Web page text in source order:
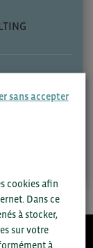
sans accepter
cookies afin
Dans ce
à stocker,
sur votre
à